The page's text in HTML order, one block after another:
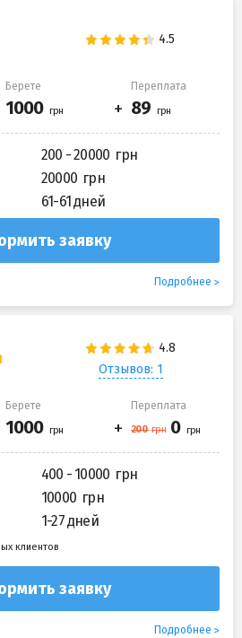
Берете Переплата
200 - 20000
20000
61-61 дней
заявку
Подробнее
Отзывов: 1
Берете Переплата
400 - 10000
10000
1-27 дней
клиентов
заявку
Подробнее